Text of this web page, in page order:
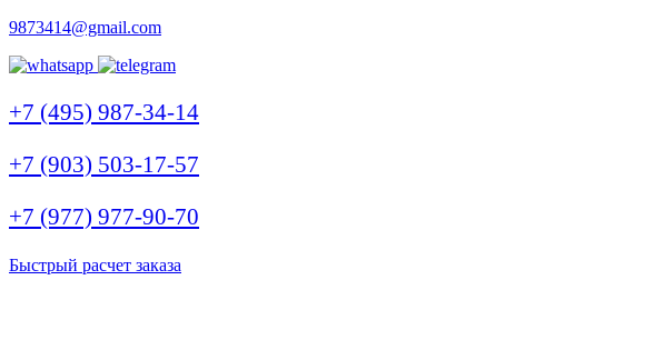
9873414@gmail.com
+7 (495) 987-34-14
+7 (903) 503-17-57
+7 (977) 977-90-70
Быстрый расчет заказа